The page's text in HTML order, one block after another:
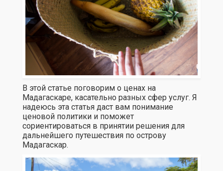
В этой статье поговорим о ценах на
Мадагаскаре, касательно разных сфер услуг. Я
надеюсь эта статья даст вам понимание
ценовой политики и поможет
сориентироваться в принятии решения для
дальнейшего путешествия по острову
Мадагаскар.